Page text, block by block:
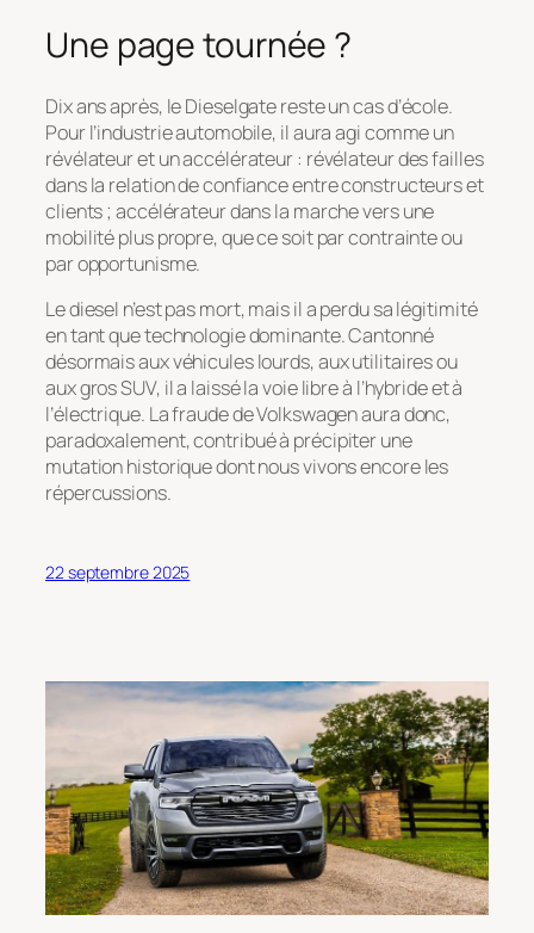
Une page tournée ?
Dix ans après, le Dieselgate reste un cas d’école.
Pour l’industrie automobile, il aura agi comme un
révélateur et un accélérateur : révélateur des failles
dans la relation de confiance entre constructeurs et
clients ; accélérateur dans la marche vers une
mobilité plus propre, que ce soit par contrainte ou
par opportunisme.
Le diesel n’est pas mort, mais il a perdu sa légitimité
en tant que technologie dominante. Cantonné
désormais aux véhicules lourds, aux utilitaires ou
aux gros SUV, il a laissé la voie libre à l’hybride et à
l’électrique. La fraude de Volkswagen aura donc,
paradoxalement, contribué à précipiter une
mutation historique dont nous vivons encore les
répercussions.
22 septembre 2025